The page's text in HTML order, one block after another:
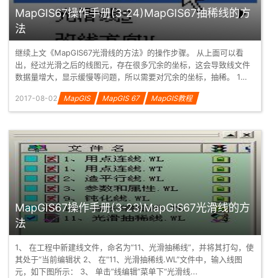
MapGIS67操作手册(3-24)MapGIS67抽稀线的方
法
继续上文《MapGIS67光滑线的方法》的操作步骤。 从上面可以看
出，经过光滑之后的线图元，存在很多冗余的坐标，这会导致线文件
数据量增大，显示缓慢等问题，所以需要对冗余的坐标，抽稀。 1、
2017-08-02 MapGIS MapGIS 67 MapGIS教程
MapGIS67操作手册(3-23)MapGIS67光滑线的方
法
1、 在工程中新建线文件，命名为“11、光滑抽稀线”，并将其打勾，使
其处于“当前编辑状 2、 在“11、光滑抽稀线.WL”文件中，输入线图
元，如下图所示： 3、 单击“线编辑”菜单下“光滑线...